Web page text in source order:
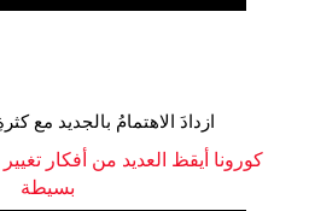
ازدادَ الاهتمامُ بالجديد مع
كورونا أيقظ العديد من أفكار
بسيطة